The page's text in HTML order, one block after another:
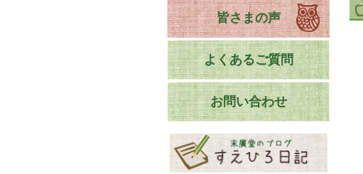
皆さまの声
よくあるご質問
お問い合わせ